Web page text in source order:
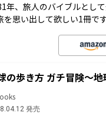
年、旅人のバイブルとし
を思い出して欲しい1冊です
の歩き方 ガチ冒険～
発売